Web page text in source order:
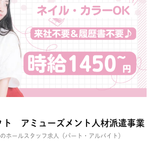
ト アミューズメント人材派遣事業
ホールスタッフ求人（パート・アルバイト）